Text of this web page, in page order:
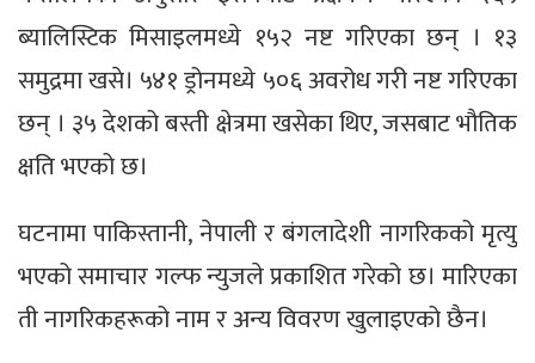
ब्यालिस्टिक मिसाइलमध्ये १५२ नष्ट गरिएका छन् । १३
समुद्रमा खसे। ५४१ ड्रोनमध्ये ५०६ अवरोध गरी नष्ट गरिएका
छन् । ३५ देशको बस्ती क्षेत्रमा खसेका थिए, जसबाट भौतिक
क्षति भएको छ।
घटनामा पाकिस्तानी, नेपाली र बंगलादेशी नागरिकको मृत्यु
भएको समाचार गल्फ न्युजले प्रकाशित गरेको छ। मारिएका
ती नागरिकहरूको नाम र अन्य विवरण खुलाइएको छैन।